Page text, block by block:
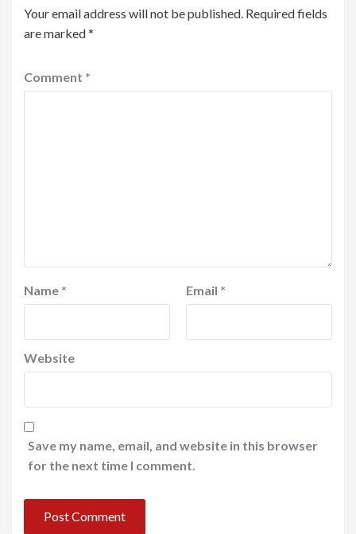
Your email address will not be published. Required fields
are marked*
Comment *
Name * Email *
Website
Save my name, email, and website in this browser
for the next time I comment.